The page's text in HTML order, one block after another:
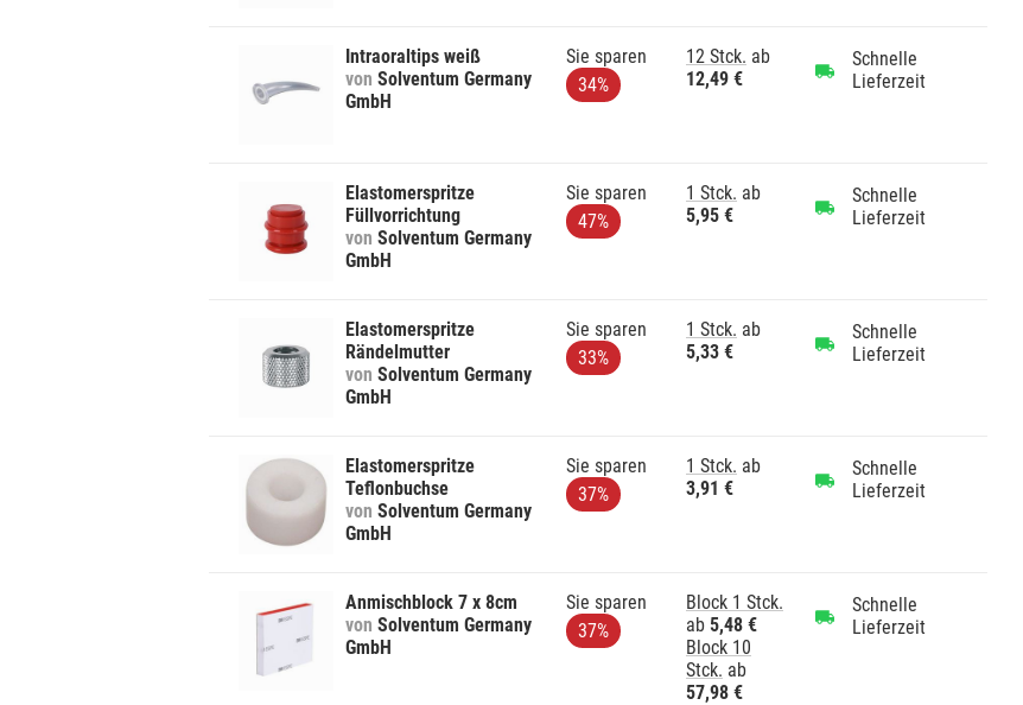
Intraoraltips weiß
von Solventum Germany
GmbH
Sie sparen
34%
12 Stck. ab
12,49 €
Schnelle
Lieferzeit
Elastomerspritze
Füllvorrichtung
von Solventum Germany
GmbH
Sie sparen
47%
1 Stck. ab
5,95 €
Schnelle
Lieferzeit
Elastomerspritze
Rändelmutter
von Solventum Germany
GmbH
Sie sparen
33%
1 Stck. ab
5,33 €
Schnelle
Lieferzeit
Elastomerspritze
Teflonbuchse
von Solventum Germany
GmbH
Sie sparen
37%
1 Stck. ab
3,91 €
Schnelle
Lieferzeit
Anmischblock 7 x 8cm
von Solventum Germany
GmbH
Sie sparen
37%
Block 1 Stck.
ab 5,48 €
Block 10
Stck. ab
57,98 €
Schnelle
Lieferzeit